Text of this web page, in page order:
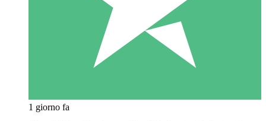
1 giorno fa